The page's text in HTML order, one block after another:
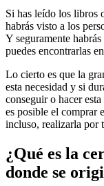
Si has leído los libros
habrás visto a los
Y seguramente
puedes encontrarlas
Lo cierto es que la
esta necesidad y si
conseguir o hacer
es posible el comprar
incluso, realizarla por
¿Qué es la
donde se